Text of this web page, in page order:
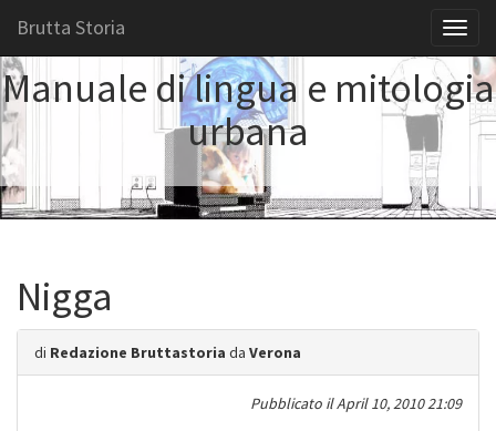
Brutta Storia
Manuale di lingua e mitologia
urbana
Nigga
di Redazione Bruttastoria da Verona
Pubblicato ilApril 10, 2010 21:09